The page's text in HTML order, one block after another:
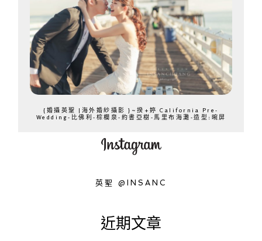
{婚攝英聖 |海外婚紗攝影 }~揆+婷 California Pre-
Wedding-比佛利-棕櫚泉-約書亞樹-馬里布海灘-造型:晼屏
英聖 @INSANC
近期文章